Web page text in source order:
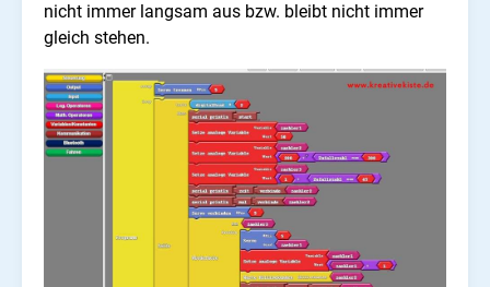
nicht immer langsam aus bzw. bleibt nicht immer
gleich stehen.